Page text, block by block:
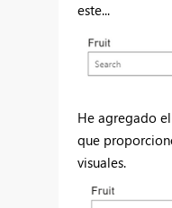
este...
He agregado
que
visuales.